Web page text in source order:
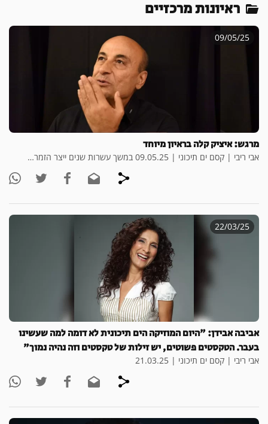
ראיונות מרכזיים
09/05/25
מרגש: איציק קלה בראיון מיוחד
אבי ריבי | קסם ים תיכוני | 09.05.25 במשך עשרות שנים ייצר הזמר…
22/03/25
אביבה אבידן: "היום המוזיקה הים תיכונית לא דומה למה שעשינו
בעבר. הטקסטים פשוטים, יש זילות של טקסטים וזה נהיה נמוך"
אבי ריבי | קסם ים תיכוני | 21.03.25